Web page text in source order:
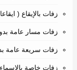
زفات بالإيقاع (
زفات مسار عامة
زفات سريعة عامة
زفات خاصة بالاسماء